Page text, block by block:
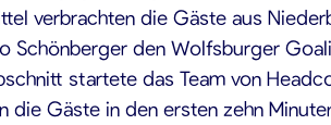
verbrachten die Gäste aus
Schönberger den Wolfsburger
startete das Team von
die Gäste in den ersten zehn